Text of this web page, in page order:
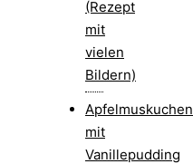
(Rezept
mit
vielen
Bildern)
Apfelmuskuchen
mit
Vanillepudding